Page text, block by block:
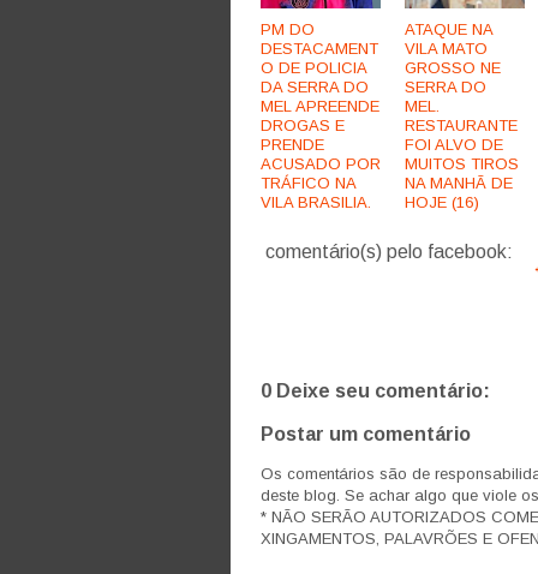
PM DO
DESTACAMENT
O DE POLICIA
DA SERRA DO
MEL APREENDE
DROGAS E
PRENDE
ACUSADO POR
TRÁFICO NA
VILA BRASILIA.
ATAQUE NA
VILA MATO
GROSSO NE
SERRA DO
MEL.
RESTAURANTE
FOI ALVO DE
MUITOS TIROS
NA MANHÃ DE
HOJE (16)
comentário(s) pelo facebook:
0 Deixe seu comentário:
Postar um comentário
Os comentários são de
deste blog. Se achar algo que viole
* NÃO SERÃO AUTORIZADOS
XINGAMENTOS, PALAVRÕES E